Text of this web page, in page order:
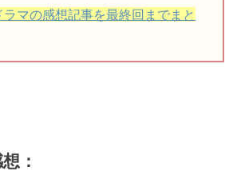
マの感想記事を最終回までまと
：